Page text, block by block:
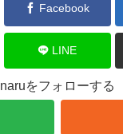
Facebook
LINE
naruをフォローする